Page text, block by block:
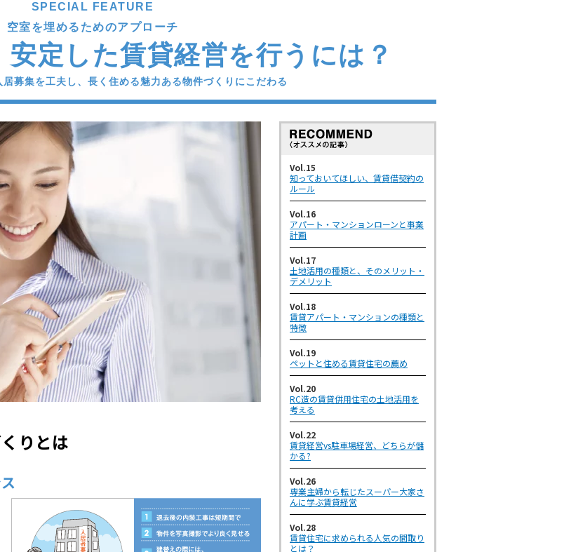
SPECIAL FEATURE
空室を埋めるためのアプローチ
安定した賃貸経営を行うには？
募集を工夫し、長く住める魅力ある物件づくりにこだわる
りとは
Vol.15
知っておいてほしい、賃貸借契約の
ルール
Vol.16
アパート・マンションローンと事業
計画
Vol.17
土地活用の種類と、そのメリット・
デメリット
Vol.18
賃貸アパート・マンションの種類と
特徴
Vol.19
ペットと住める賃貸住宅の薦め
Vol.20
RC造の賃貸併用住宅の土地活用を
考える
Vol.22
賃貸経営vs駐車場経営、どちらが儲
かる?
Vol.26
専業主婦から転じたスーパー大家さ
んに学ぶ賃貸経営
Vol.28
賃貸住宅に求められる人気の間取り
とは？